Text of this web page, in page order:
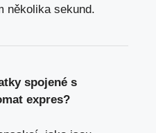
několika sekund.
spojené s
expres?